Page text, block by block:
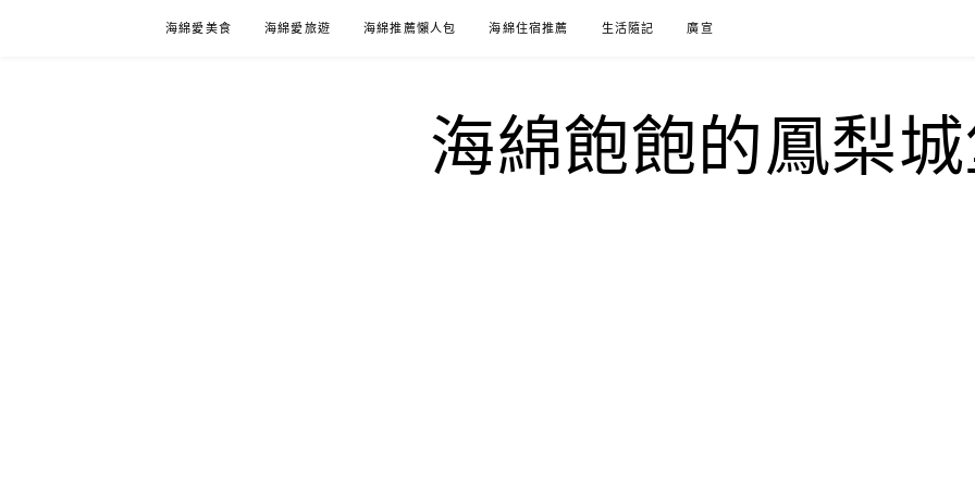
海綿愛美食 海綿愛旅遊 海綿推薦懶人包 海綿住宿推薦 生活隨記 廣宣
海綿飽飽的鳳梨